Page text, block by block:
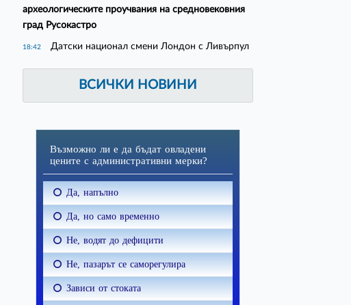
археологическите проучвания на средновековния
град Русокастро
18:42 Датски национал смени Лондон с Ливърпул
ВСИЧКИ НОВИНИ